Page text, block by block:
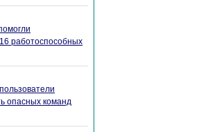
работоспособных
опасных команд